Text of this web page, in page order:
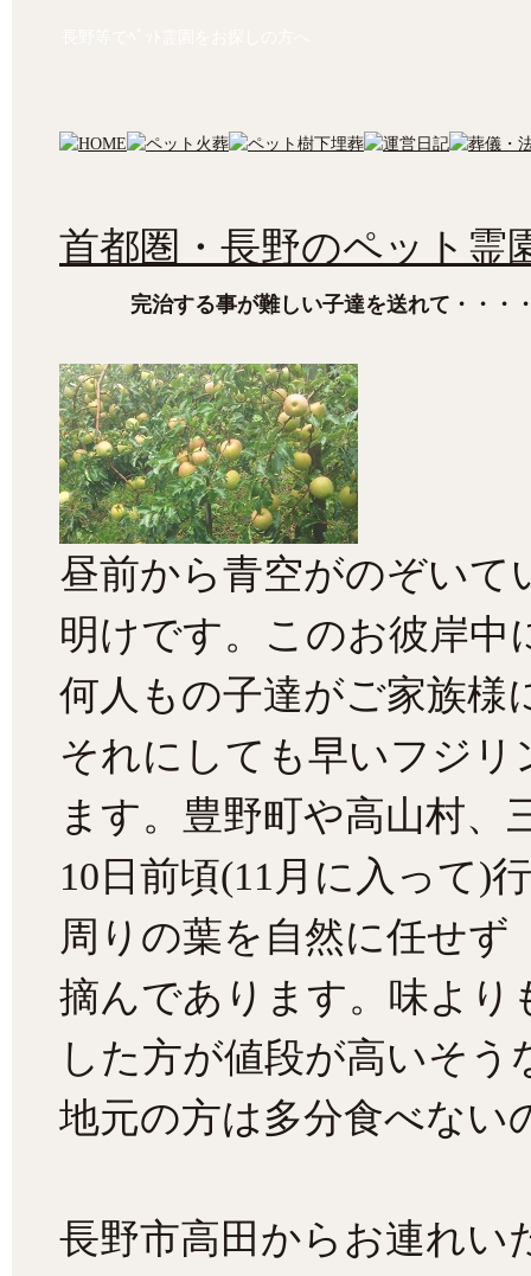
首都圏・長野のペット霊
完治する事が難しい子達を送れて・・・
昼前から青空がのぞいて
明けです。このお彼岸中
何人もの子達がご家族様
それにしても早いフジ
ます。豊野町や高山村、
10日前頃(11月に入って)
周りの葉を自然に任せず
摘んであります。味より
した方が値段が高いそう
地元の方は多分食べない
長野市高田からお連れい